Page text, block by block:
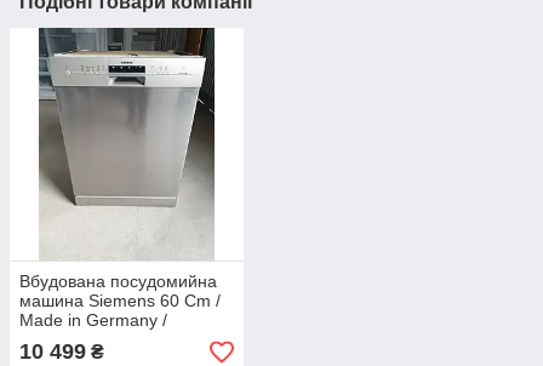
Вбудована посудомийна
машина Siemens 60 Cm /
Made in Germany /
SN25M883EU
10 499 ₴